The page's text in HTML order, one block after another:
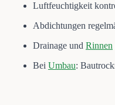
Luftfeuchtigkeit
Abdichtungen
Drainage und Rinnen
Bei Umbau: